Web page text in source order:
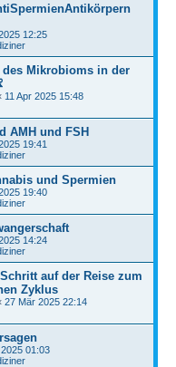
12:25
des Mikrobioms in der
11 Apr 2025 15:48
AMH und FSH
19:41
und Spermien
19:40
14:24
auf der Reise zum
Zyklus
27 Mär 2025 22:14
01:03